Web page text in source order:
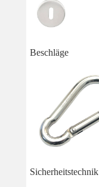
Beschläge
Sicherheitstechnik